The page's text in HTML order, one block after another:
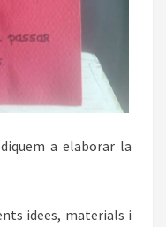
a elaborar la
idees, materials i